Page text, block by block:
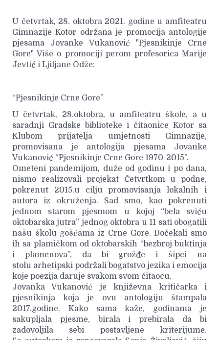
U četvrtak, 28. oktobra 2021. godine u amfiteatru
Gimnazije Kotor održana je promocija antologije
pjesama Jovanke Vukanović "Pjesnikinje Crne
Gore" Više o promociji perom profesorica Marije
Jevtić i Ljiljane Odže:
“Pjesnikinje Crne Gore”
U četvrtak, 28.oktobra, u amfiteatru škole, a u
saradnji Gradske biblioteke i čitaonice Kotor sa
Klubom prijatelja umjetnosti Gimnazije,
promovisana je antologija pjesama Jovanke
Vukanović “Pjesnikinje Crne Gore 1970-2015”.
Ometeni pandemijom, duže od godinu i po dana,
nismo realizovali projekat Četvrtkom u podne,
pokrenut 2015.u cilju promovisanja lokalnih i
autora iz okruženja. Sad smo, kao pokrenuti
jednom starom pjesmom u kojoj “bela sviću
oktobarska jutra” jednog oktobra u 11 sati obogatili
našu školu gošćama iz Crne Gore. Dočekali smo
ih sa plamičkom od oktobarskih “bezbroj buktinja
i plamenova”, da bi grožđe i šipci na
stolu arhetipski podržali bogatstvo jezika i emocija
koje poezija daruje svakom svom čitaocu.
Jovanka Vukanović je književna kritičarka i
pjesnikinja koja je ovu antologiju štampala
2017.godine. Kako sama kaže, godinama je
sakupljala pjesme, birala i prebirala da bi
zadovoljila sebi postavljene kriterijume.